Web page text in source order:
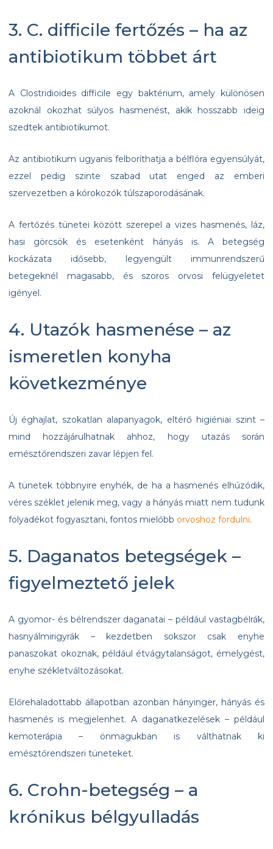
3. C. difficile fertőzés – ha az
antibiotikum többet árt
A Clostridioides difficile egy baktérium, amely különösen
azoknál okozhat súlyos hasmenést, akik hosszabb ideig
szedtek antibiotikumot.
Az antibiotikum ugyanis felboríthatja a bélflóra egyensúlyát,
ezzel pedig szinte szabad utat enged az emberi
szervezetben a kórokozók túlszaporodásának.
A fertőzés tünetei között szerepel a vizes hasmenés, láz,
hasi görcsök és esetenként hányás is. A betegség
kockázata idősebb, legyengült immunrendszerű
betegeknél magasabb, és szoros orvosi felügyeletet
igényel.
4. Utazók hasmenése – az
ismeretlen konyha
következménye
Új éghajlat, szokatlan alapanyagok, eltérő higiéniai szint –
mind hozzájárulhatnak ahhoz, hogy utazás során
emésztőrendszeri zavar lépjen fel.
A tünetek többnyire enyhék, de ha a hasmenés elhúzódik,
véres széklet jelenik meg, vagy a hányás miatt nem tudunk
folyadékot fogyasztani, fontos mielőbb orvoshoz fordulni.
5. Daganatos betegségek –
figyelmeztető jelek
A gyomor- és bélrendszer daganatai – például vastagbélrák,
hasnyálmirigyrák – kezdetben sokszor csak enyhe
panaszokat okoznak, például étvágytalanságot, émelygést,
enyhe székletváltozásokat.
Előrehaladottabb állapotban azonban hányinger, hányás és
hasmenés is megjelenhet. A daganatkezelések – például
kemoterápia – önmagukban is válthatnak ki
emésztőrendszeri tüneteket.
6. Crohn-betegség – a
krónikus bélgyulladás